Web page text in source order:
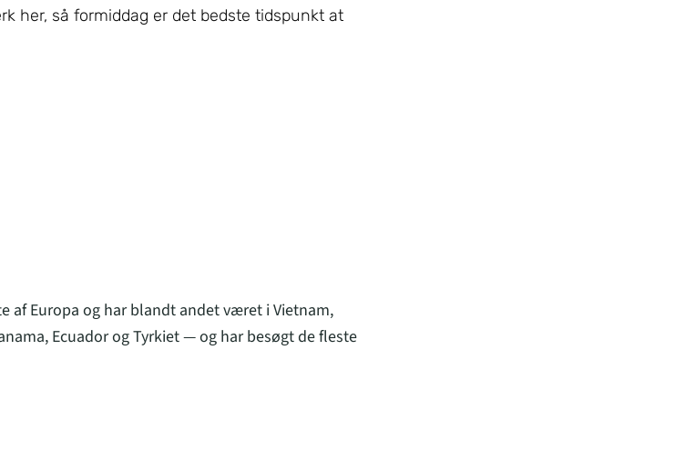
her, så formiddag er det bedste tidspunkt at
af Europa og har blandt andet været i Vietnam,
Ecuador og Tyrkiet — og har besøgt de fleste